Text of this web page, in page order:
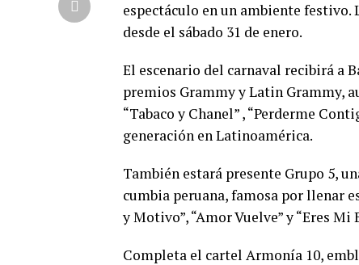
espectáculo en un ambiente
desde el sábado 31 de enero.
El escenario del carnaval recibirá a
premios Grammy y Latin Grammy,
“Tabaco y Chanel” , “Perderme
generación en Latinoamérica.
También estará presente Grupo 5,
cumbia peruana, famosa por llenar
y Motivo”, “Amor Vuelve” y “Eres Mi
Completa el cartel Armonía 10,